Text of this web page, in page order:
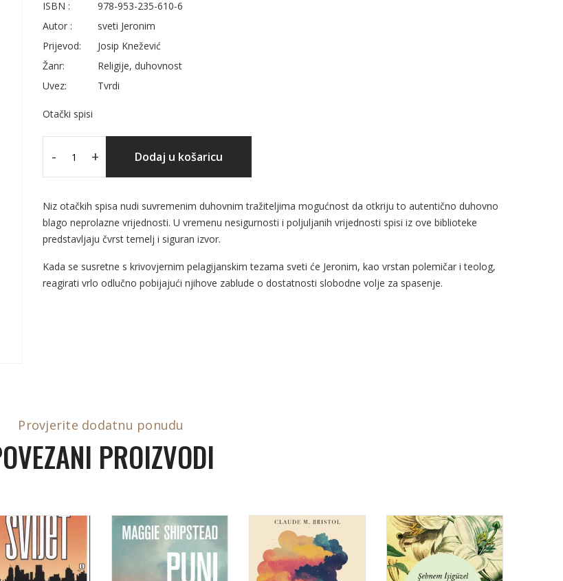
ISBN :
978-953-235-610-6
Autor :
sveti Jeronim
Prijevod:
Josip Knežević
Žanr:
Religije, duhovnost
Uvez:
Tvrdi
Otački spisi
- + Dodaj u košaricu
Niz otačkih spisa nudi suvremenim duhovnim tražiteljima mogućnost da otkriju to autentično duhovno
blago neprolazne vrijednosti. U vremenu nesigurnosti i poljuljanih vrijednosti spisi iz ove biblioteke
predstavljaju čvrst temelj i siguran izvor.
Kada se susretne s krivovjernim pelagijanskim tezama sveti će Jeronim, kao vrstan polemičar i teolog,
reagirati vrlo odlučno pobijajući njihove zablude o dostatnosti slobodne volje za spasenje.
Provjerite dodatnu ponudu
PROIZVODI